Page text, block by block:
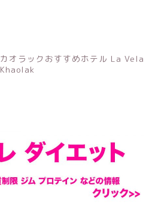
カオラックおすすめホテル La Vela
Khaolak